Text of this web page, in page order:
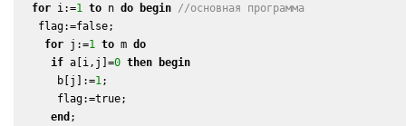
for i:=1 to n do begin //основная программа
   flag:=false;
for j:=1 to m do
if a[i,j]=0 then
begin
      b[j]:=
1 ;
      flag:=true;
end ;